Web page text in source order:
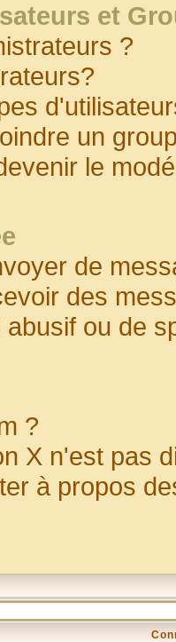
et
?
un
le
de
des
ou de
?
X n'est pas
à propos